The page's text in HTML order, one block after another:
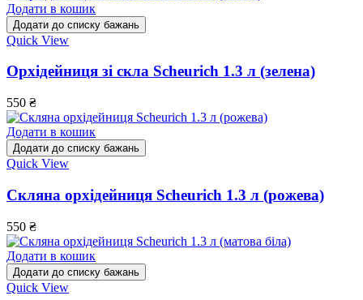
Додати в кошик
Додати до списку бажань
Quick View
Орхідейниця зі скла Scheurich 1.3 л (зелена)
550 ₴
Додати в кошик
Додати до списку бажань
Quick View
Скляна орхідейниця Scheurich 1.3 л (рожева)
550 ₴
Додати в кошик
Додати до списку бажань
Quick View